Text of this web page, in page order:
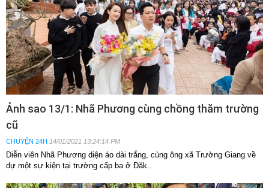
Ảnh sao 13/1: Nhã Phương cùng chồng thăm trường
cũ
CHUYỆN 24H 14/01/2021 13:24:14 PM
Diễn viên Nhã Phương diện áo dài trắng, cùng ông xã Trường Giang về
dự một sự kiện tại trường cấp ba ở Đăk..